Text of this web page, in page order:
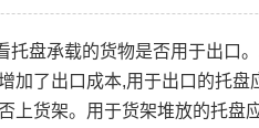
托盘承载的货物是否用于出口
加了出口成本,用于出口的托
上货架。用于货架堆放的托盘